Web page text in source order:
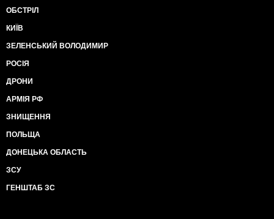
ОБСТРІЛ
КИЇВ
ЗЕЛЕНСЬКИЙ ВОЛОДИМИР
РОСІЯ
ДРОНИ
АРМІЯ РФ
ЗНИЩЕННЯ
ПОЛЬЩА
ДОНЕЦЬКА ОБЛАСТЬ
ЗСУ
ГЕНШТАБ ЗС